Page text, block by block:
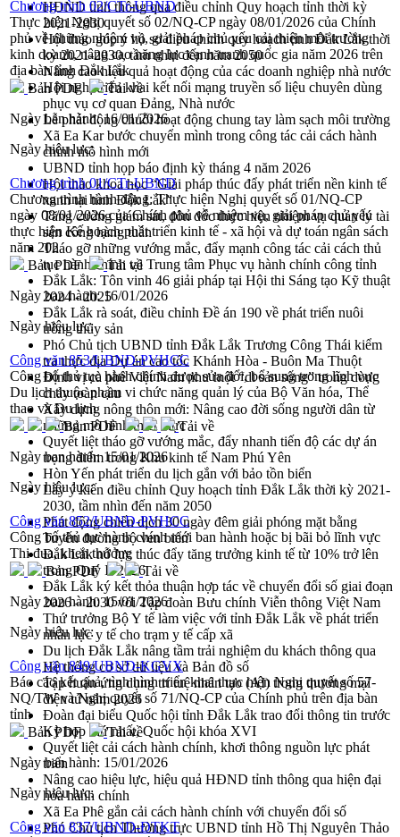
HĐND tỉnh thông qua điều chỉnh Quy hoạch tỉnh thời kỳ
2021-2030
Hội thảo góp ý hồ sơ điều chỉnh quy hoạch tỉnh Đắk Lắk thời
kỳ 2021-2030, tầm nhìn đến năm 2050
Nâng cao hiệu quả hoạt động của các doanh nghiệp nhà nước
Hội nghị triển khai kết nối mạng truyền số liệu chuyên dùng
phục vụ cơ quan Đảng, Nhà nước
Lễ phát động chuỗi hoạt động chung tay làm sạch môi trường
Xã Ea Kar bước chuyển mình trong công tác cải cách hành
chính mô hình mới
UBND tỉnh họp báo định kỳ tháng 4 năm 2026
Hội thảo khoa học “Giải pháp thúc đẩy phát triển nền kinh tế
xanh tại tỉnh Đắk Lắk”
Tăng cường giám sát, đôn đốc thực hiện nhiệm vụ quản lý tài
sản công hàng tuần
Tháo gỡ những vướng mắc, đẩy mạnh công tác cải cách thủ
tục hành chính tại Trung tâm Phục vụ hành chính công tỉnh
Đắk Lắk: Tôn vinh 46 giải pháp tại Hội thi Sáng tạo Kỹ thuật
2024 - 2025
Đắk Lắk rà soát, điều chỉnh Đề án 190 về phát triển nuôi
trồng thủy sản
Phó Chủ tịch UBND tỉnh Đắk Lắk Trương Công Thái kiểm
tra thực địa Dự án cao tốc Khánh Hòa - Buôn Ma Thuột
Định vị cà phê Việt Nam như một “di sản sống” trong dòng
chảy toàn cầu
Xây dựng nông thôn mới: Nâng cao đời sống người dân từ
những mô hình thiết thực
Quyết liệt tháo gỡ vướng mắc, đẩy nhanh tiến độ các dự án
trọng điểm trong Khu kinh tế Nam Phú Yên
Hòn Yến phát triển du lịch gắn với bảo tồn biển
Lấy ý kiến điều chỉnh Quy hoạch tỉnh Đắk Lắk thời kỳ 2021-
2030, tầm nhìn đến năm 2050
Phát động chiến dịch 30 ngày đêm giải phóng mặt bằng
Tuyến đường bộ ven biển
Đắk Lắk nỗ lực thúc đẩy tăng trưởng kinh tế từ 10% trở lên
trong Quý II/2026
Đắk Lắk ký kết thỏa thuận hợp tác về chuyển đổi số giai đoạn
2026 – 2030 với Tập đoàn Bưu chính Viễn thông Việt Nam
Thứ trưởng Bộ Y tế làm việc với tỉnh Đắk Lắk về phát triển
nhân lực y tế cho trạm y tế cấp xã
Du lịch Đắk Lắk nâng tầm trải nghiệm du khách thông qua
Hệ thống cơ sở dữ liệu và Bản đồ số
Tập huấn ứng dụng trí tuệ nhân tạo (AI) trong thương mại
điện tử năm 2026
Đoàn đại biểu Quốc hội tỉnh Đắk Lắk trao đổi thông tin trước
Kỳ họp thứ nhất, Quốc hội khóa XVI
Quyết liệt cải cách hành chính, khơi thông nguồn lực phát
triển
Nâng cao hiệu lực, hiệu quả HĐND tỉnh thông qua hiện đại
hóa hành chính
Xã Ea Phê gắn cải cách hành chính với chuyển đổi số
Phó Chủ tịch Thường trực UBND tỉnh Hồ Thị Nguyên Thảo
Chương trình 02/CTr-UBND
Thực hiện Nghị quyết số 02/NQ-CP ngày 08/01/2026 của Chính
phủ về những nhiệm vụ, giải pháp chủ yếu cải thiện môi trường
kinh doanh, nâng cao năng lực cạnh tranh quốc gia năm 2026 trên
địa bàn tỉnh Đắk Lắk
Bản PDF
Tải về
Ngày ban hành:16/01/2026
Ngày hiệu lực:
Chương trình 01/CTr-UBND
Chương trình hành động: Thực hiện Nghị quyết số 01/NQ-CP
ngày 08/01/2026 của Chính phủ về nhiệm vụ, giải pháp chủ yếu
thực hiện Kế hoạch phát triển kinh tế - xã hội và dự toán ngân sách
năm 202
Bản PDF
Tải về
Ngày ban hành:16/01/2026
Ngày hiệu lực:
Công văn 853/UBND-PVHCC
Công bố thủ tục hành chính được sửa đổi, bổ sung trong lĩnh vực
Du lịch thuộc phạm vi chức năng quản lý của Bộ Văn hóa, Thể
thao và Du lịch
Bản PDF
Tải về
Ngày ban hành:15/01/2026
Ngày hiệu lực:
Công văn 852/UBND-PVHCC
Công bố thủ tục hành chính mới ban hành hoặc bị bãi bỏ lĩnh vực
Thi đua, khen thưởng
Bản PDF
Tải về
Ngày ban hành:15/01/2026
Ngày hiệu lực:
Công văn 849/UBND-KGVX
Báo cáo kết quả, tình hình triển khai thực hiện Nghị quyết số 57-
NQ/TW và Nghị quyết số 71/NQ-CP của Chính phủ trên địa bàn
tỉnh
Bản PDF
Tải về
Ngày ban hành: 15/01/2026
Ngày hiệu lực:
Công văn 837/UBND-ĐTKT